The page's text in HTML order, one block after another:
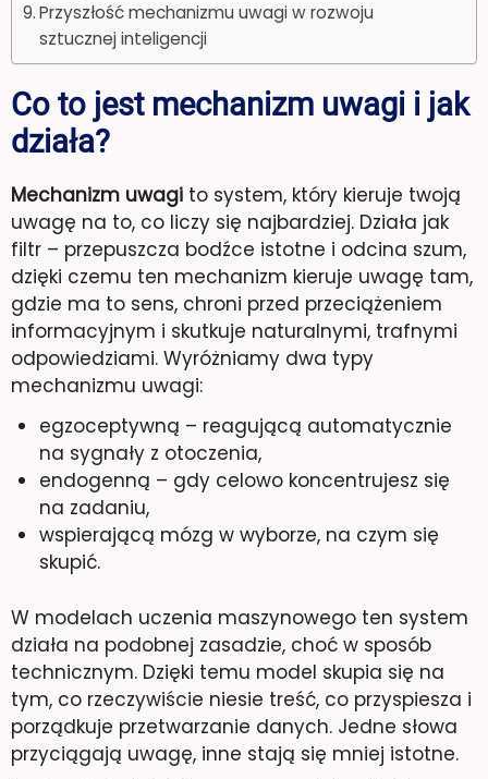
Przyszłość mechanizmu uwagi w rozwoju
sztucznej inteligencji
Co to jest mechanizm uwagi i jak
działa?
Mechanizm uwagi to system, który kieruje twoją
uwagę na to, co liczy się najbardziej. Działa jak
filtr – przepuszcza bodźce istotne i odcina szum,
dzięki czemu ten mechanizm kieruje uwagę tam,
gdzie ma to sens, chroni przed przeciążeniem
informacyjnym i skutkuje naturalnymi, trafnymi
odpowiedziami. Wyróżniamy dwa typy
mechanizmu uwagi:
egzoceptywną – reagującą automatycznie
na sygnały z otoczenia,
endogenną – gdy celowo koncentrujesz się
na zadaniu,
wspierającą mózg w wyborze, na czym się
skupić.
W modelach uczenia maszynowego ten system
działa na podobnej zasadzie, choć w sposób
technicznym. Dzięki temu model skupia się na
tym, co rzeczywiście niesie treść, co przyspiesza i
porządkuje przetwarzanie danych. Jedne słowa
przyciągają uwagę, inne stają się mniej istotne.